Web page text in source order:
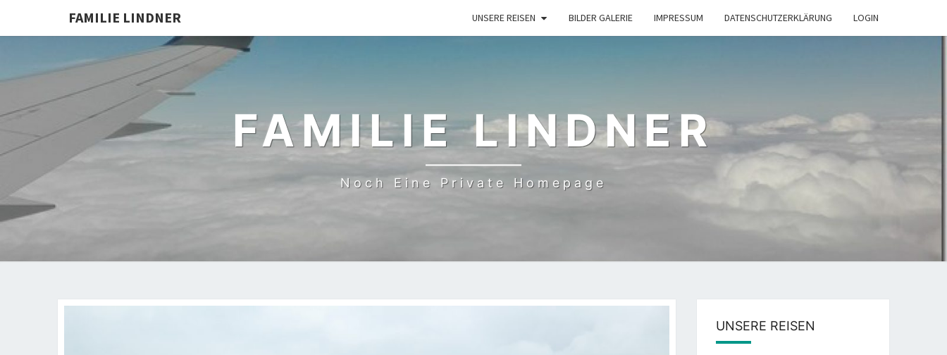
FAMILIE LINDNER UNSERE REISEN BILDER GALERIE IMPRESSUM DATENSCHUTZERKLÄRUNG LOGIN
FAMILIE LINDNER
Noch Eine Private Homepage
UNSERE REISEN